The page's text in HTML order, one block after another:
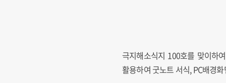
극지해소식지 100호를 맞이하
활용하여 굿노트 서식, PC배경